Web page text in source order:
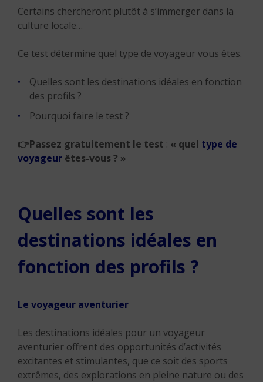
Certains chercheront plutôt à s’immerger dans la
culture locale…
Ce test détermine quel type de voyageur vous êtes.
Quelles sont les destinations idéales en fonction
des profils ?
Pourquoi faire le test ?
👉Passez gratuitement le test : « quel type de
voyageur êtes-vous ? »
Quelles sont les
destinations idéales en
fonction des profils ?
Le voyageur aventurier
Les destinations idéales pour un voyageur
aventurier offrent des opportunités d’activités
excitantes et stimulantes, que ce soit des sports
extrêmes, des explorations en pleine nature ou des